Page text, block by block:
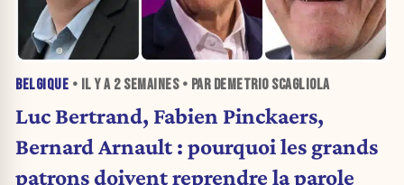
BELGIQUE • IL Y A 2 SEMAINES• PAR DEMETRIO SCAGLIOLA
Luc Bertrand, Fabien Pinckaers,
Bernard Arnault : pourquoi les grands
patrons doivent reprendre la parole